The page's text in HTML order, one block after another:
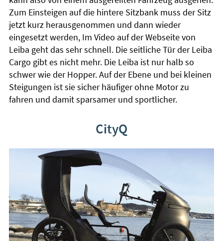
Zum Einsteigen auf die hintere Sitzbank muss der Sitz
jetzt kurz herausgenommen und dann wieder
eingesetzt werden, Im Video auf der Webseite von
Leiba geht das sehr schnell. Die seitliche Tür der Leiba
Cargo gibt es nicht mehr. Die Leiba ist nur halb so
schwer wie der Hopper. Auf der Ebene und bei kleinen
Steigungen ist sie sicher häufiger ohne Motor zu
fahren und damit sparsamer und sportlicher.
CityQ